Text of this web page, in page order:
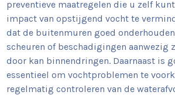
preventieve maatregelen die u zelf
impact van opstijgend vocht te
dat de buitenmuren goed
scheuren of beschadigingen aanwezig
door kan binnendringen. Daarnaast is
essentieel om vochtproblemen te
regelmatig controleren van de